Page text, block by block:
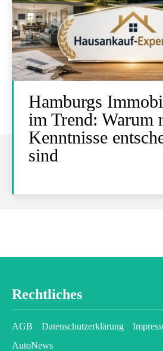
Hamburgs
im Trend: Warum
Kenntnisse
sind
Rechtliches
AGB Datenschutzerklärung
AutoNews